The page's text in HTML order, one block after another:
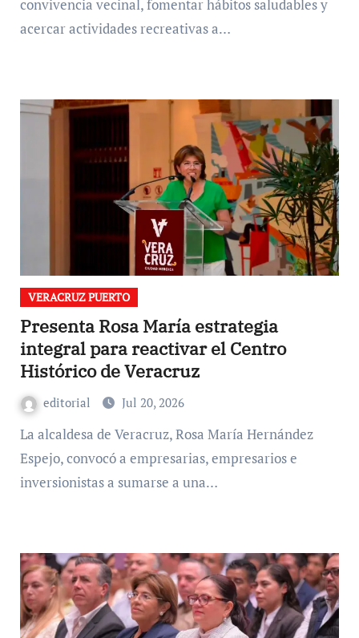
convivencia vecinal, fomentar hábitos saludables y
acercar actividades recreativas a…
VERACRUZ PUERTO
Presenta Rosa María estrategia
integral para reactivar el Centro
Histórico de Veracruz
editorial Jul 20, 2026
La alcaldesa de Veracruz, Rosa María Hernández
Espejo, convocó a empresarias, empresarios e
inversionistas a sumarse a una…